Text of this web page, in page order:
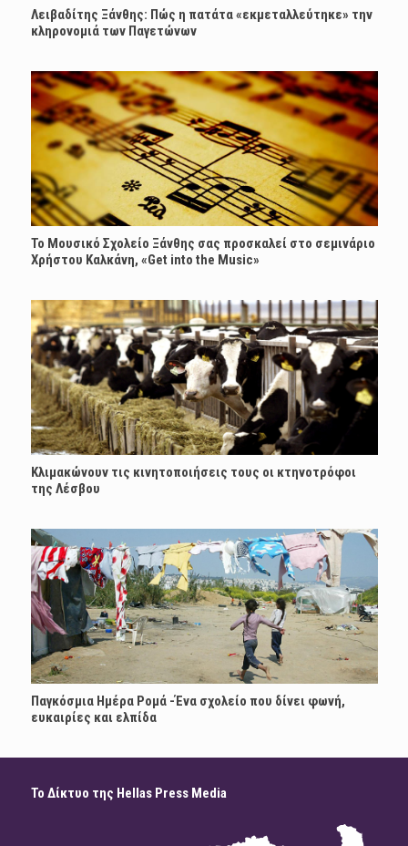
Λειβαδίτης Ξάνθης: Πώς η πατάτα «εκμεταλλεύτηκε» την
κληρονομιά των Παγετώνων
Το Μουσικό Σχολείο Ξάνθης σας προσκαλεί στο σεμινάριο
Χρήστου Καλκάνη, «Get into the Music»
Κλιμακώνουν τις κινητοποιήσεις τους οι κτηνοτρόφοι
της Λέσβου
Παγκόσμια Ημέρα Ρομά -Ένα σχολείο που δίνει φωνή,
ευκαιρίες και ελπίδα
Το Δίκτυο της Hellas Press Media